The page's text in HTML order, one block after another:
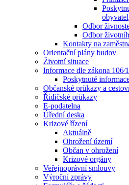
obyvatel
Odbor
Odbor
Kontakty na
Orientační plány budov
Životní situace
Informace dle zákona
Poskytnuté
Občanské průkazy a
Řidičské průkazy
E-podatelna
Úřední deska
Krizové řízení
Aktuálně
Ohrožení území
Občan v ohrožení
Krizové orgány
Veřejnoprávní smlouvy
Výroční zprávy